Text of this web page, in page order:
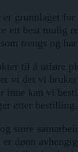
grunnlaget for
ett best mulig
trengs og
til å utføre
vi det vi
inne kan vi
etter bestilling.
store
dønn